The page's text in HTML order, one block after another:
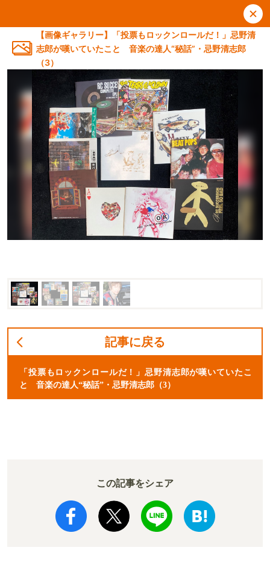
【画像ギャラリー】「投票もロックンロールだ！」忌野清
志郎が嘆いていたこと 音楽の達人“秘話”・忌野清志郎
（3）
記事に戻る
「投票もロックンロールだ！」忌野清志郎が嘆いていたこ
と 音楽の達人“秘話”・忌野清志郎（3）
この記事をシェア